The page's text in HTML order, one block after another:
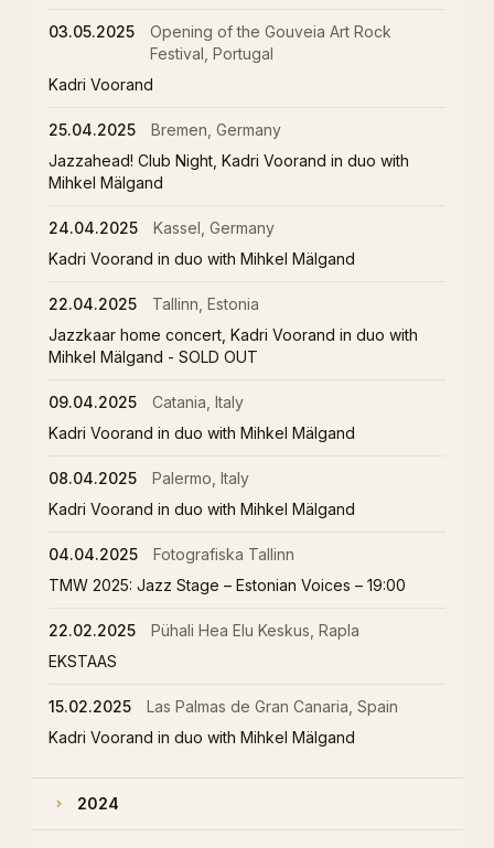
03.05.2025
Opening of the Gouveia Art Rock
Festival, Portugal
Kadri Voorand
25.04.2025
Bremen, Germany
Jazzahead! Club Night, Kadri Voorand in duo with
Mihkel Mälgand
24.04.2025
Kassel, Germany
Kadri Voorand in duo with Mihkel Mälgand
22.04.2025
Tallinn, Estonia
Jazzkaar home concert, Kadri Voorand in duo with
Mihkel Mälgand - SOLD OUT
09.04.2025
Catania, Italy
Kadri Voorand in duo with Mihkel Mälgand
08.04.2025
Palermo, Italy
Kadri Voorand in duo with Mihkel Mälgand
04.04.2025
Fotografiska Tallinn
TMW 2025: Jazz Stage – Estonian Voices – 19:00
22.02.2025
Pühali Hea Elu Keskus, Rapla
EKSTAAS
15.02.2025
Las Palmas de Gran Canaria, Spain
Kadri Voorand in duo with Mihkel Mälgand
2024